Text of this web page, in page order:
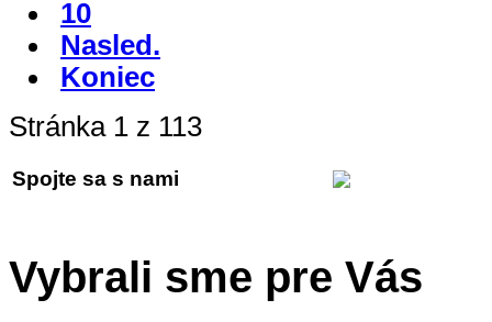
10
Nasled.
Koniec
Stránka 1 z 113
Spojte sa s nami
Vybrali sme pre Vás